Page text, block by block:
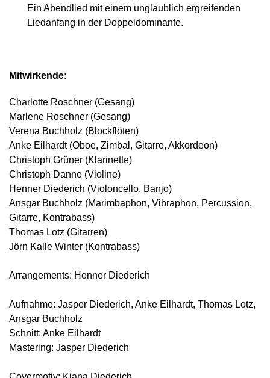
Ein Abendlied mit einem unglaublich ergreifenden
Liedanfang in der Doppeldominante.
Mitwirkende:
Charlotte Roschner (Gesang)
Marlene Roschner (Gesang)
Verena Buchholz (Blockflöten)
Anke Eilhardt (Oboe, Zimbal, Gitarre, Akkordeon)
Christoph Grüner (Klarinette)
Christoph Danne (Violine)
Henner Diederich (Violoncello, Banjo)
Ansgar Buchholz (Marimbaphon, Vibraphon, Percussion,
Gitarre, Kontrabass)
Thomas Lotz (Gitarren)
Jörn Kalle Winter (Kontrabass)
Arrangements: Henner Diederich
Aufnahme: Jasper Diederich, Anke Eilhardt, Thomas Lotz,
Ansgar Buchholz
Schnitt: Anke Eilhardt
Mastering: Jasper Diederich